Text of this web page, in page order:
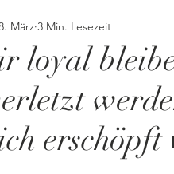
loyal
März 3 Min. Lesezeit
bewertet.